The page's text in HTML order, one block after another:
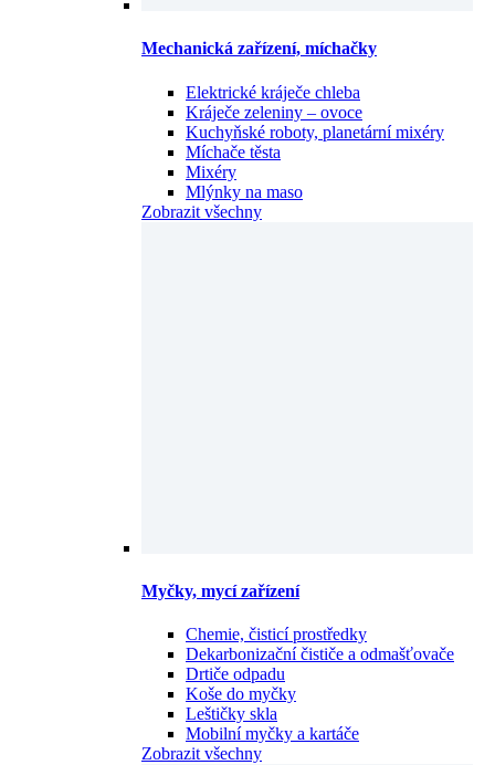
Mechanická zařízení, míchačky
Elektrické kráječe chleba
Kráječe zeleniny – ovoce
Kuchyňské roboty, planetární mixéry
Míchače těsta
Mixéry
Mlýnky na maso
Zobrazit všechny
Myčky, mycí zařízení
Chemie, čisticí prostředky
Dekarbonizační čističe a odmašťovače
Drtiče odpadu
Koše do myčky
Leštičky skla
Mobilní myčky a kartáče
Zobrazit všechny